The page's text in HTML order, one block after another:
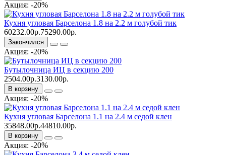
Акция: -20%
Кухня угловая Барселона 1.8 на 2.2 м голубой тик
60232.00р.75290.00р.
Закончился
Акция: -20%
Бутылочница ИЦ в секцию 200
2504.00р.3130.00р.
В корзину
Акция: -20%
Кухня угловая Барселона 1.1 на 2.4 м седой клен
35848.00р.44810.00р.
В корзину
Акция: -20%